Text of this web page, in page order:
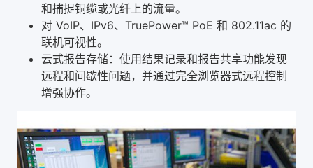
和捕捉铜缆或光纤上的流量。
对 VoIP、IPv6、TruePower™ PoE 和 802.11ac 的
联机可视性。
云式报告存储：使用结果记录和报告共享功能发现
远程和间歇性问题，并通过完全浏览器式远程控制
增强协作。